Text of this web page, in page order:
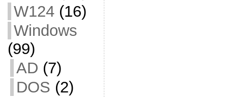
W124(16)
Windows
(99)
AD (7)
DOS (2)